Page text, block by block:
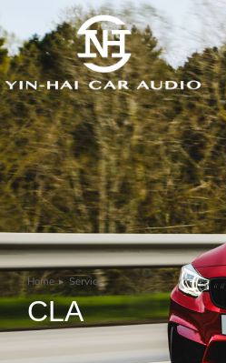
You are here:
Home Service
CLA